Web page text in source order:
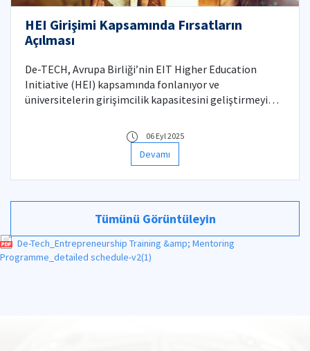
HEI Girişimi Kapsamında Fırsatların
Açılması
De-TECH, Avrupa Birliği’nin EIT Higher Education
Initiative (HEI) kapsamında fonlanıyor ve
üniversitelerin girişimcilik kapasitesini geliştirmeyi
06 Eyl 2025
Devamı
Tümünü Görüntüleyin
De-Tech_Entrepreneurship Training &amp; Mentoring
Programme_detailed schedule-v2(1)